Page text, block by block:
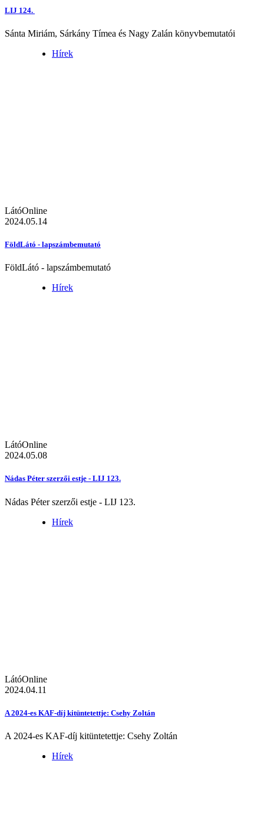
LIJ 124.
Sánta Miriám, Sárkány Tímea és Nagy Zalán könyvbemutatói
Hírek
LátóOnline
2024.05.14
FöldLátó - lapszámbemutató
FöldLátó - lapszámbemutató
Hírek
LátóOnline
2024.05.08
Nádas Péter szerzői estje - LIJ 123.
Nádas Péter szerzői estje - LIJ 123.
Hírek
LátóOnline
2024.04.11
A 2024-es KAF-díj kitüntetettje: Csehy Zoltán
A 2024-es KAF-díj kitüntetettje: Csehy Zoltán
Hírek